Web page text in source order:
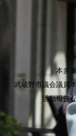
本多
武蔵野市議会議員
活動報告